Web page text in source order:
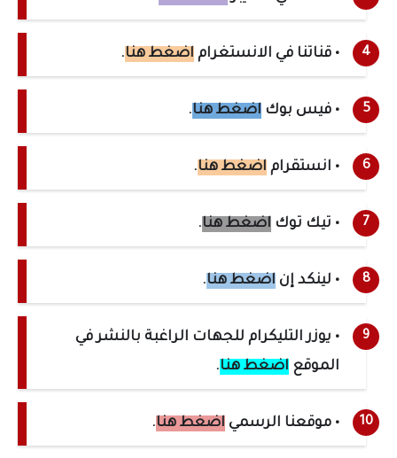
• قناتنا في الانستغرام اضغط هنا.
• فيس بوك اضغط هنا.
• انستقرام اضغط هنا.
• تيك توك اضغط هنا.
• لينكد إن اضغط هنا.
• يوزر التليكرام للجهات الراغبة بالنشر في
الموقع اضغط هنا.
• موقعنا الرسمي اضغط هنا.